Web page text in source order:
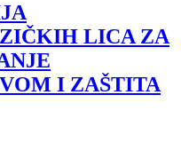
LICA ZA
I ZAŠTITA